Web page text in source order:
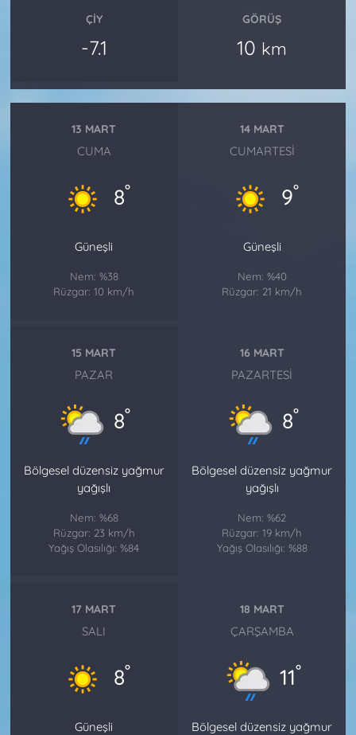
ÇIY
-7.1
GÖRÜŞ
10 km
13 MART
CUMA
8°
Güneşli
Nem: %38
Rüzgar: 10 km/h
14 MART
CUMARTESI
9°
Güneşli
Nem: %40
Rüzgar: 21 km/h
15 MART
PAZAR
8°
Bölgesel düzensiz yağmur
yağışlı
Nem: %68
Rüzgar: 23 km/h
Yağış Olasılığı: %84
16 MART
PAZARTESI
8°
Bölgesel düzensiz yağmur
yağışlı
Nem: %62
Rüzgar: 19 km/h
Yağış Olasılığı: %88
17 MART
SALI
8°
Güneşli
18 MART
ÇARŞAMBA
11°
Bölgesel düzensiz yağmur